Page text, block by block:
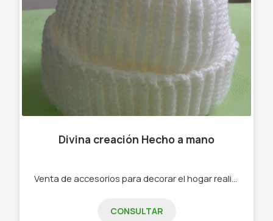
Divina creación Hecho a mano
CONSULTAR